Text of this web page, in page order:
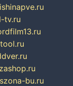
tv.ru
bu.ru